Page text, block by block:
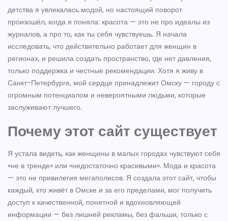
детства я увлекалась модой, но настоящий поворот
произошёл, когда я поняла: красота — это не про идеалы из
журналов, а про то, как ты себя чувствуешь. Я начала
исследовать, что действительно работает для женщин в
регионах, и решила создать пространство, где нет давления,
только поддержка и честные рекомендации. Хотя я живу в
Санкт-Петербурге, мой сердце принадлежит Омску — городу с
огромным потенциалом и невероятными людьми, которые
заслуживают лучшего.
Почему этот сайт существует
Я устала видеть, как женщины в малых городах чувствуют себя
«не в тренде» или «недостаточно красивыми». Мода и красота
— это не привилегия мегаполисов. Я создала этот сайт, чтобы
каждый, кто живёт в Омске и за его пределами, мог получить
доступ к качественной, понятной и вдохновляющей
информации — без лишней рекламы, без фальши, только с